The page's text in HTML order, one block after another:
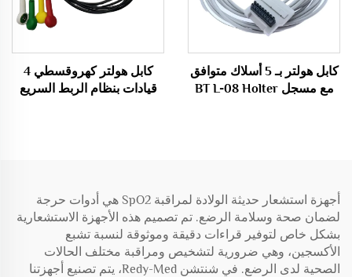
كابل هولتر بـ 5 أسلاك متوافق
مع مسجل BT L-08 Holter
كابل هولتر كهروقسطي 4
قيادات بنظام الربط السريع
أجهزة استشعار حديثة الولادة لمراقبة SpO2 هي أدوات حرجة
لضمان صحة وسلامة الرضع. تم تصميم هذه الأجهزة الاستشعارية
بشكل خاص لتوفير قراءات دقيقة وموثوقة لنسبة تشبع
الأكسجين، وهي ضرورية لتشخيص ومراقبة مختلف الحالات
الصحية لدى الرضع. في شنتشن Redy-Med، يتم تصنيع أجهزتنا